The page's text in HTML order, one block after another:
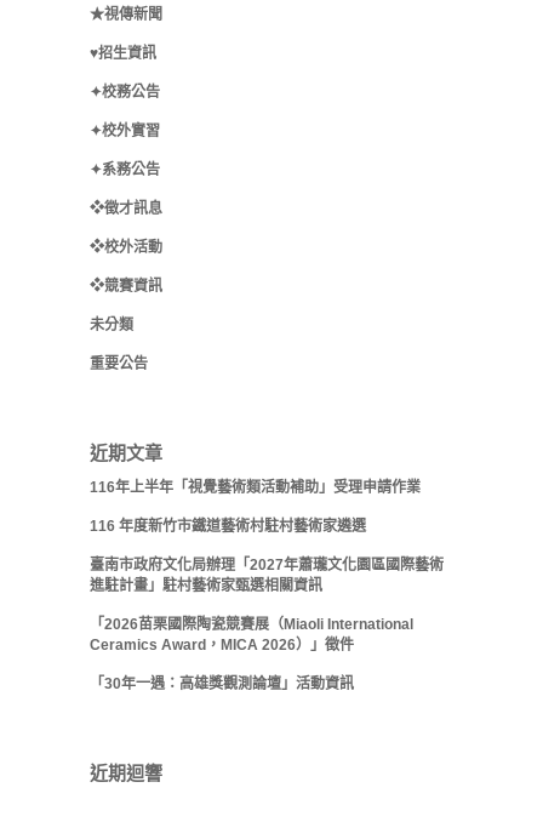
★視傳新聞
♥招生資訊
✦校務公告
✦校外實習
✦系務公告
❖徵才訊息
❖校外活動
❖競賽資訊
未分類
重要公告
近期文章
116年上半年「視覺藝術類活動補助」受理申請作業
116 年度新竹市鐵道藝術村駐村藝術家遴選
臺南市政府文化局辦理「2027年蕭瓏文化園區國際藝術
進駐計畫」駐村藝術家甄選相關資訊
「2026苗栗國際陶瓷競賽展（Miaoli International
Ceramics Award，MICA 2026）」徵件
「30年一遇：高雄獎觀測論壇」活動資訊
近期迴響